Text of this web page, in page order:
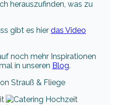
herauszufinden, was zu
gibt es hier das Video
noch mehr Inspirationen
in unseren Blog.
Strauß & Fliege